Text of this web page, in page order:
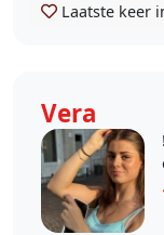
Laatste keer
Vera